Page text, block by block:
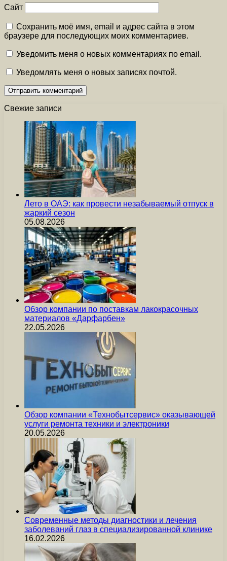
Сайт
Сохранить моё имя, email и адрес сайта в этом
браузере для последующих моих комментариев.
Уведомить меня о новых комментариях по email.
Уведомлять меня о новых записях почтой.
Свежие записи
Лето в ОАЭ: как провести незабываемый отпуск в
жаркий сезон
05.08.2026
Обзор компании по поставкам лакокрасочных
материалов «Дарфарбен»
22.05.2026
Обзор компании «Технобытсервис» оказывающей
услуги ремонта техники и электроники
20.05.2026
Современные методы диагностики и лечения
заболеваний глаз в специализированной клинике
16.02.2026